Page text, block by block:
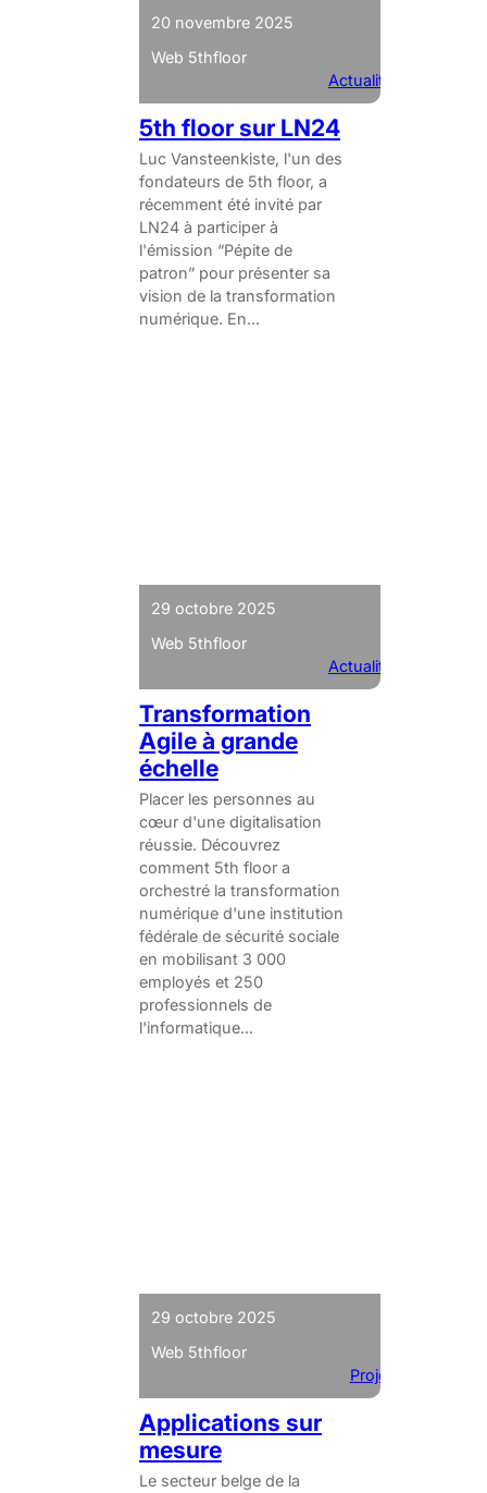
20 novembre 2025
Web 5thfloor
Actualités
5th floor sur LN24
Luc Vansteenkiste, l'un des
fondateurs de 5th floor, a
récemment été invité par
LN24 à participer à
l'émission “Pépite de
patron” pour présenter sa
vision de la transformation
numérique. En...
29 octobre 2025
Web 5thfloor
Actualités
Transformation
Agile à grande
échelle
Placer les personnes au
cœur d'une digitalisation
réussie. Découvrez
comment 5th floor a
orchestré la transformation
numérique d'une institution
fédérale de sécurité sociale
en mobilisant 3 000
employés et 250
professionnels de
l'informatique...
29 octobre 2025
Web 5thfloor
Projets
Applications sur
mesure
Le secteur belge de la